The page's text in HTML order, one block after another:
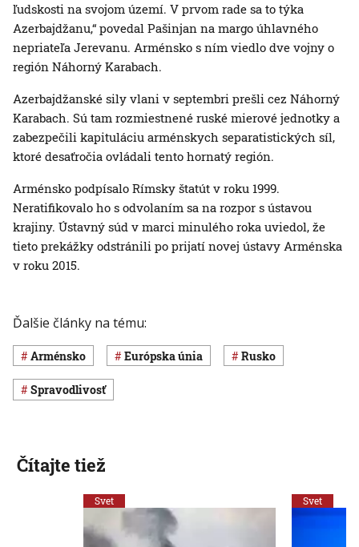
ľudskosti na svojom území. V prvom rade sa to týka
Azerbajdžanu,“ povedal Pašinjan na margo úhlavného
nepriateľa Jerevanu. Arménsko s ním viedlo dve vojny o
región Náhorný Karabach.
Azerbajdžanské sily vlani v septembri prešli cez Náhorný
Karabach. Sú tam rozmiestnené ruské mierové jednotky a
zabezpečili kapituláciu arménskych separatistických síl,
ktoré desaťročia ovládali tento hornatý región.
Arménsko podpísalo Rímsky štatút v roku 1999.
Neratifikovalo ho s odvolaním sa na rozpor s ústavou
krajiny. Ústavný súd v marci minulého roka uviedol, že
tieto prekážky odstránili po prijatí novej ústavy Arménska
v roku 2015.
Ďalšie články na tému:
Arménsko Európska únia Rusko
spravodlivosť
Čítajte tiež
Svet Svet